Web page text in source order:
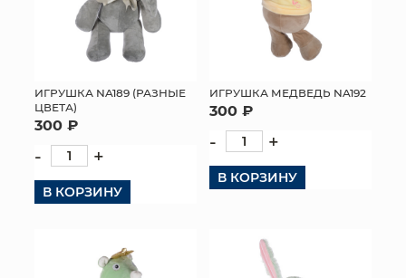
ИГРУШКА NA189 (РАЗНЫЕ
ЦВЕТА)
300 ₽
- +
В КОРЗИНУ
ИГРУШКА МЕДВЕДЬ NA192
300 ₽
- +
В КОРЗИНУ